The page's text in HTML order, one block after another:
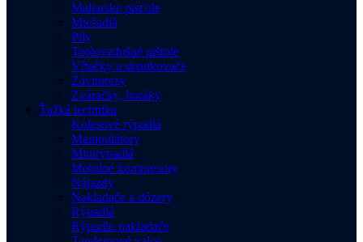
Maliarske pisťole
Miešadlá
Píly
Teplovzdušné pištole
Vŕtačky a skrutkovače
Závitorezy
Zváračky, horáky
Ťažká technika
Kolesové rýpadlá
Manipulátory
Minirýpadlá
Mobilné kompresory
Nájazdy
Nakladače a dózery
Rýpadlá
Rýpadlo nakladače